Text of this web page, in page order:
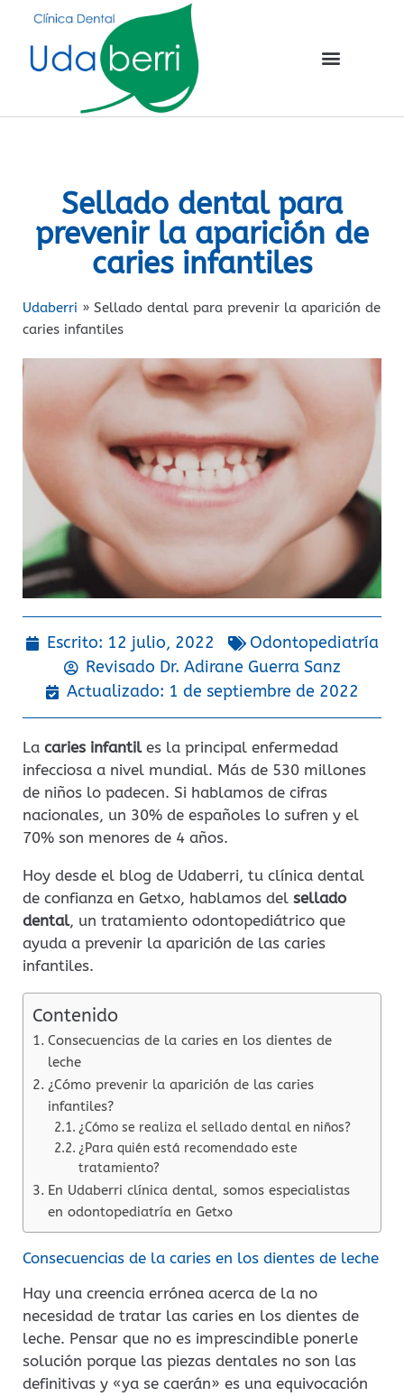
Sellado dental para
prevenir la aparición de
caries infantiles
Udaberri » Sellado dental para prevenir la aparición de
caries infantiles
Escrito: 12 julio, 2022
Odontopediatría
Revisado Dr. Adirane Guerra Sanz
Actualizado: 1 de septiembre de 2022
La caries infantiles la principal enfermedad
infecciosa a nivel mundial. Más de 530 millones
de niños lo padecen. Si hablamos de cifras
nacionales, un 30% de españoles lo sufren y el
70% son menores de 4 años.
Hoy desde el blog de Udaberri, tu clínica dental
de confianza en Getxo, hablamos del sellado
dental, un tratamiento odontopediátrico que
ayuda a prevenir la aparición de las caries
infantiles.
Contenido
Consecuencias de la caries en los dientes de
leche
¿Cómo prevenir la aparición de las caries
infantiles?
¿Cómo se realiza el sellado dental en niños?
¿Para quién está recomendado este
tratamiento?
En Udaberri clínica dental, somos especialistas
en odontopediatría en Getxo
Consecuencias de la caries en los dientes de leche
Hay una creencia errónea acerca de la no
necesidad de tratar las caries en los dientes de
leche. Pensar que no es imprescindible ponerle
solución porque las piezas dentales no son las
definitivas y «ya se caerán» es una equivocación